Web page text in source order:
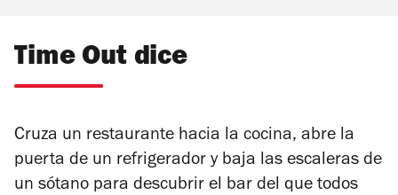
Time Out dice
Cruza un restaurante hacia la cocina, abre la
puerta de un refrigerador y baja las escaleras de
un sótano para descubrir el bar del que todos